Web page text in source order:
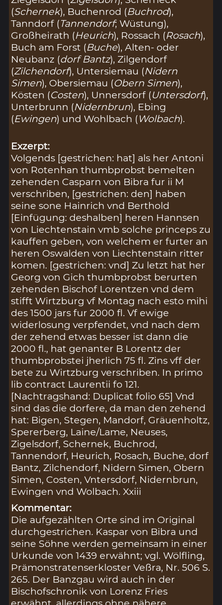
(Schernek), Buchenrod (Buchrod),
Tanndorf (Tannendorf; Wüstung),
Großheirath (Heurich), Rossach (Rosach),
Buch am Forst (Buche), Alten- oder
Neubanz (dorf Bantz), Zilgendorf
(Zilchendorf), Untersiemau (Nidern
Simen), Obersiemau (Obern Simen),
Kösten (Costen), Unnersdorf (Untersdorf),
Unterbrunn (Nidernbrun), Ebing
(Ewingen) und Wohlbach (Wolbach).
Exzerpt:
Volgends [gestrichen: hat] als her Antoni
von Rotenhan thumbprobst bemelten
zehenden Casparn von Bibra fur ii M
verschriben, [gestrichen: den] haben
seine sone Hainrich vnd Berthold
[Einfügung: deshalben] heren Hannsen
von Liechtenstain vmb solche princeps zu
kauffen geben, von welchem er furter an
heren Oswalden von Liechtenstain ritter
komen. [gestrichen: vnd] Zu letzt hat her
Georg von Gich thumbprobst berurten
zehenden Bischof Lorentzen vnd dem
stifft Wirtzburg vf Montag nach esto mihi
des 1500 jars fur 2000 fl. Vf ewige
widerlosung verpfendet, vnd nach dem
der zehend etwas besser ist dann die
2000 fl., hat genanter B Lorentz der
thumbprobstei jherlich 75 fl. Zins vff der
bete zu Wirtzburg verschriben. In primo
lib contract Laurentii fo 121.
[Nachtragshand: Duplicat folio 65] Vnd
sind das die dorfere, da man den zehend
hat: Bigen, Stegen, Mandorf, Gräuenholtz,
Spererberg, Laine/Lame, Neuses,
Zigelsdorf, Schernek, Buchrod,
Tannendorf, Heurich, Rosach, Buche, dorf
Bantz, Zilchendorf, Nidern Simen, Obern
Simen, Costen, Vntersdorf, Nidernbrun,
Ewingen vnd Wolbach. Xxiii
Kommentar:
Die aufgezählten Orte sind im Original
durchgestrichen. Kaspar von Bibra und
seine Söhne werden gemeinsam in einer
Urkunde von 1439 erwähnt; vgl. Wölfling,
Prämonstratenserkloster Veßra, Nr. 506 S.
265. Der Banzgau wird auch in der
Bischofschronik von Lorenz Fries